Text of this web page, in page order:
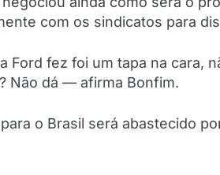
com os sindicatos para
fez foi um tapa na cara,
Não dá — afirma Bonfim.
o Brasil será abastecido